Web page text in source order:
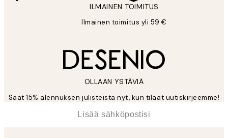
ILMAINEN TOIMITUS
Ilmainen toimitus yli 59 €
OLLAAN YSTÄVIÄ
Saat 15% alennuksen julisteista nyt, kun tilaat uutiskirjeemme!